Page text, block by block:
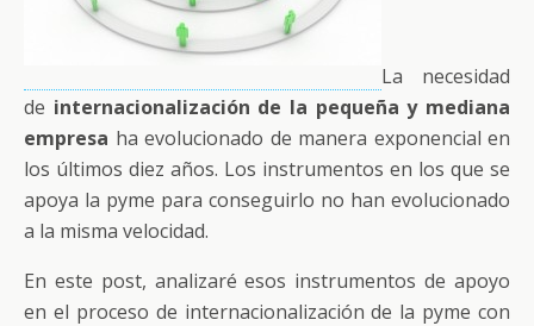
La necesidad
de internacionalización de la pequeña y mediana
empresa ha evolucionado de manera exponencial en
los últimos diez años. Los instrumentos en los que se
apoya la pyme para conseguirlo no han evolucionado
a la misma velocidad.
En este post, analizaré esos instrumentos de apoyo
en el proceso de internacionalización de la pyme con